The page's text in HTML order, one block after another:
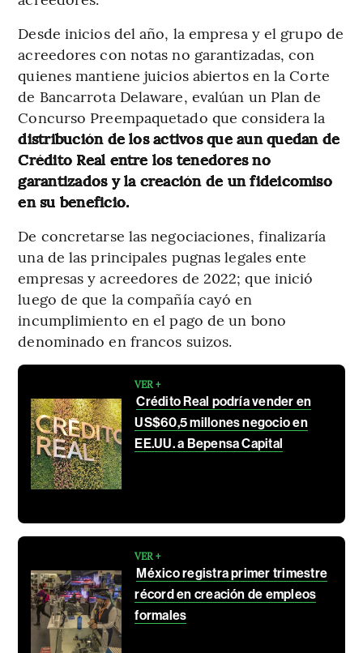
Desde inicios del año, la empresa y el grupo de
acreedores con notas no garantizadas, con
quienes mantiene juicios abiertos en la Corte
de Bancarrota Delaware, evalúan un Plan de
Concurso Preempaquetado que considera la
distribución de los activos que aun quedan de
Crédito Real entre los tenedores no
garantizados y la creación de un fideicomiso
en su beneficio.
De concretarse las negociaciones, finalizaría
una de las principales pugnas legales ente
empresas y acreedores de 2022; que inició
luego de que la compañía cayó en
incumplimiento en el pago de un bono
denominado en francos suizos.
VER +
Crédito Real podría vender en
US$60,5 millones negocio en
EE.UU. a Bepensa Capital
VER +
México registra primer trimestre
récord en creación de empleos
formales